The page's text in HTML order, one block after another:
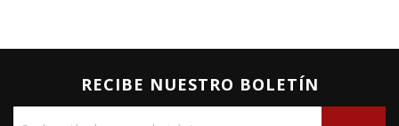
RECIBE NUESTRO BOLETÍN